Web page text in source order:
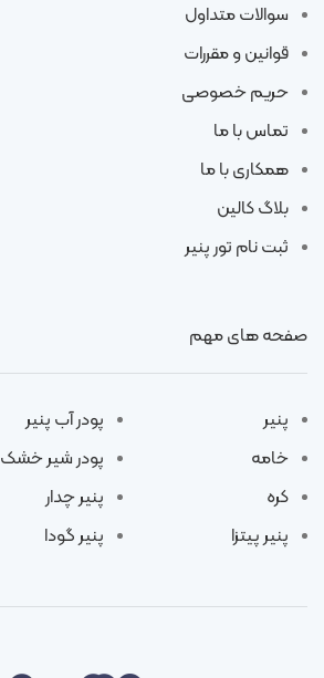
سوالات متداول
قوانین و مقررات
حریم خصوصی
تماس با ما
همکاری با ما
بلاگ کالین
ثبت نام تور پنیر
صفحه های مهم
پنیر
خامه
کره
پنیر پیتزا
پودر آب پنیر
پودر شیر خشک
پنیر چدار
پنیر گودا